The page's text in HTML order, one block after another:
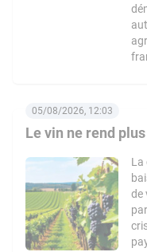
Le vin ne rend
05/08/2026, 12:03
La
de